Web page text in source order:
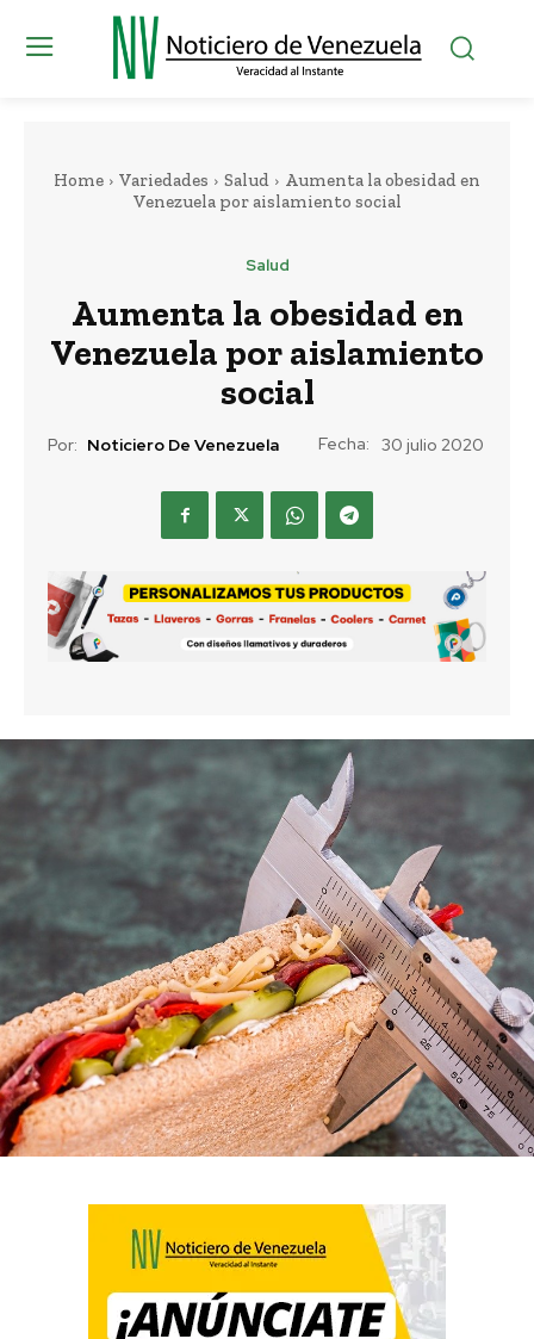
Home Variedades Salud
Aumenta la obesidad en
Venezuela por aislamiento social
Salud
Aumenta la obesidad en
Venezuela por aislamiento
social
Por: Noticiero De Venezuela Fecha: 30 julio 2020